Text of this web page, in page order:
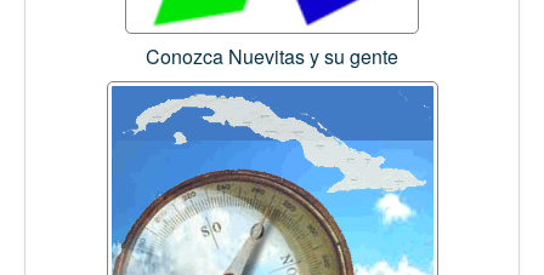
Conozca Nuevitas y su gente